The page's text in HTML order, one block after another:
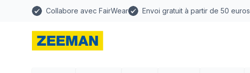
Collabore avec FairWear Envoi gratuit à partir de 50 euros